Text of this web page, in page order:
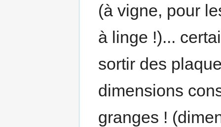
(à vigne, pour
à linge !)...
sortir des
dimensions
granges !